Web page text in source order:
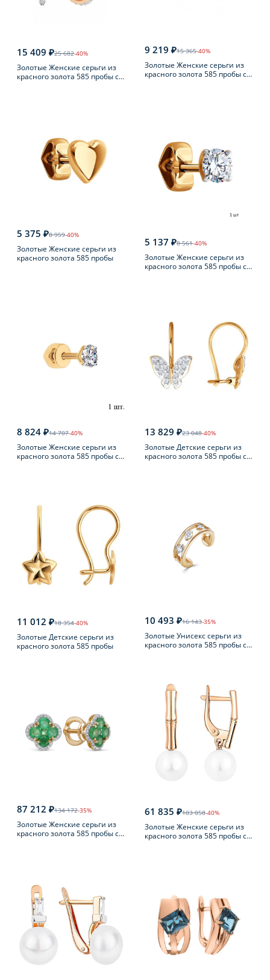
15 409 ₽25 682-40%
Золотые Женские серьги из
красного золота 585 пробы с
9 219 ₽15 365-40%
Золотые Женские серьги из
красного золота 585 пробы с
5 375 ₽8 959-40%
Золотые Женские серьги из
красного золота 585 пробы
5 137 ₽8 561-40%
Золотые Женские серьги из
красного золота 585 пробы с
8 824 ₽14 707-40%
Золотые Женские серьги из
красного золота 585 пробы с
13 829 ₽23 048-40%
Золотые Детские серьги из
красного золота 585 пробы с
11 012 ₽18 354-40%
Золотые Детские серьги из
красного золота 585 пробы
10 493 ₽16 143-35%
Золотые Унисекс серьги из
красного золота 585 пробы с
87 212 ₽134 172-35%
Золотые Женские серьги из
красного золота 585 пробы с
61 835 ₽103 058-40%
Золотые Женские серьги из
красного золота 585 пробы с